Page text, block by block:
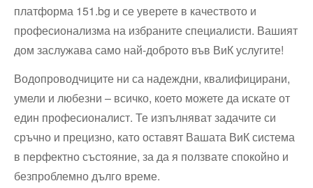
платформа 151.bg и се уверете в качеството и
професионализма на избраните специалисти. Вашият
дом заслужава само най-доброто във ВиК услугите!
Водопроводчиците ни са надеждни, квалифицирани,
умели и любезни – всичко, което можете да искате от
един професионалист. Те изпълняват задачите си
сръчно и прецизно, като оставят Вашата ВиК система
в перфектно състояние, за да я ползвате спокойно и
безпроблемно дълго време.